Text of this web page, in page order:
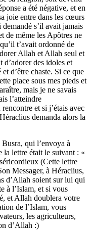
a été négative, et en
joie entre dans les cœurs
s’il avait jamais
de même les Apôtres ne
t’avait ordonné de
Allah et Allah seul et
d’adorer des idoles et
d’être chaste. Si ce que
place sous mes pieds et
mais je ne savais
l’atteindre
et si j’étais avec
demanda alors la
qui l’envoya à
la lettre était le suivant : «
(Cette lettre
Messager, à Héraclius,
d’Allah soient sur lui qui
à l’Islam, et si vous
et Allah doublera votre
de l’Islam, vous
les agriculteurs,
d’Allah :)